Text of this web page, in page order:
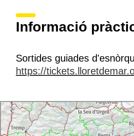
Informació
Sortides guiades
https://